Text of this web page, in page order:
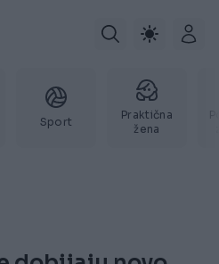
Sport
Praktična
žena